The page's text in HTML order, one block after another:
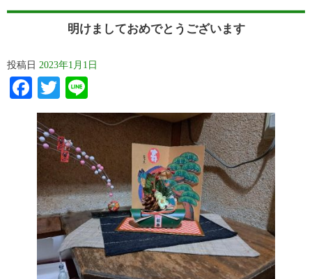
明けましておめでとうございます
投稿日 2023年1月1日
Facebook
Twitter